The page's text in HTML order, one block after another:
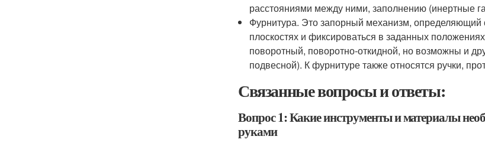
расстояниями между ними, заполнению (инертные
Фурнитура. Это запорный механизм, определяющий
плоскостях и фиксироваться в заданных
поворотный, поворотно-откидной, но возможны и
подвесной). К фурнитуре также относятся ручки,
Связанные вопросы и ответы:
Вопрос 1: Какие инструменты и материалы
руками